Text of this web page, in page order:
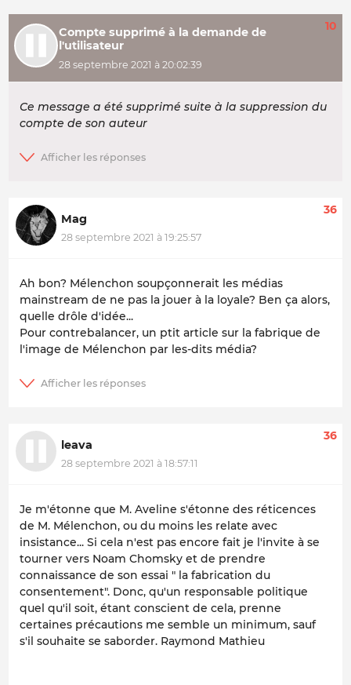
Compte supprimé à la demande de
l'utilisateur
28 septembre 2021 à 20:02:39
10
Ce message a été supprimé suite à la suppression du
compte de son auteur
Mag
28 septembre 2021 à 19:25:57
36
Ah bon? Mélenchon soupçonnerait les médias
mainstream de ne pas la jouer à la loyale? Ben ça alors,
quelle drôle d'idée...
Pour contrebalancer, un ptit article sur la fabrique de
l'image de Mélenchon par les-dits média?
leava
28 septembre 2021 à 18:57:11
36
Je m'étonne que M. Aveline s'étonne des réticences
de M. Mélenchon, ou du moins les relate avec
insistance... Si cela n'est pas encore fait je l'invite à se
tourner vers Noam Chomsky et de prendre
connaissance de son essai " la fabrication du
consentement". Donc, qu'un responsable politique
quel qu'il soit, étant conscient de cela, prenne
certaines précautions me semble un minimum, sauf
s'il souhaite se saborder. Raymond Mathieu